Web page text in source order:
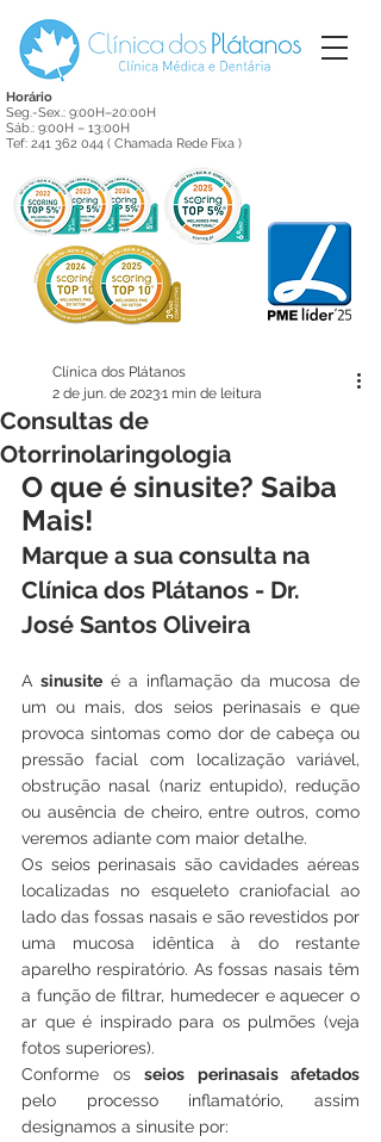
Horário
Seg.-Sex.: 9:00H–20:00H
Sáb.: 9:00H – 13:00H
Tef: 241 362 044 ( Chamada Rede Fixa )
Consultas de
Otorrinolaringologia
Clínica dos Plátanos
2 de jun. de 20231 min de leitura
O que é sinusite? Saiba
Mais!
Marque a sua consulta na
Clínica dos Plátanos - Dr.
José Santos Oliveira
A sinusite é a inflamação da mucosa de
um ou mais, dos seios perinasais e que
provoca sintomas como dor de cabeça ou
pressão facial com localização variável,
obstrução nasal (nariz entupido), redução
ou ausência de cheiro, entre outros, como
veremos adiante com maior detalhe.
Os seios perinasais são cavidades aéreas
localizadas no esqueleto craniofacial ao
lado das fossas nasais e são revestidos por
uma mucosa idêntica à do restante
aparelho respiratório. As fossas nasais têm
a função de filtrar, humedecer e aquecer o
ar que é inspirado para os pulmões (veja
fotos superiores).
Conforme os seios perinasais afetados
pelo processo inflamatório, assim
designamos a sinusite por: